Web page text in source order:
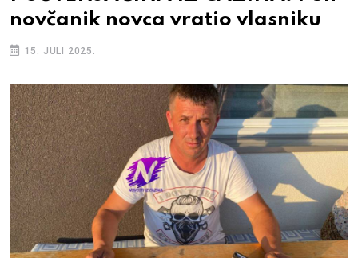
novčanik novca vratio vlasniku
15. JULI 2025.